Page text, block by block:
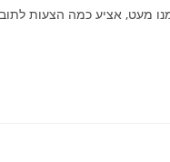
מעט, אציע כמה הצעות